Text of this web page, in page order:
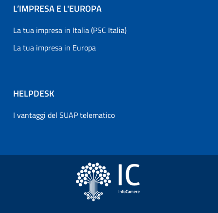
L’IMPRESA E L'EUROPA
La tua impresa in Italia (PSC Italia)
La tua impresa in Europa
HELPDESK
I vantaggi del SUAP telematico